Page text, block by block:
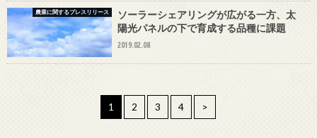
農業に関するプレスリリース
ソーラーシェアリングが広がる一方、太
陽光パネルの下で育成する品種に課題
2019.02.08
1 2 3 4 >